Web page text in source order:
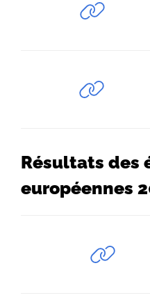
Résultats des
européennes